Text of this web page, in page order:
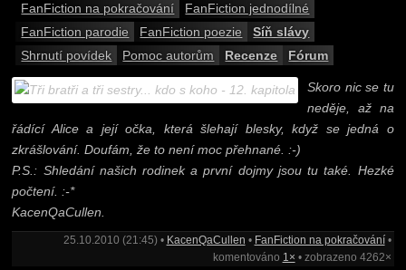
FanFiction na pokračování
FanFiction jednodílné
FanFiction parodie
FanFiction poezie
Síň slávy
Shrnutí povídek
Pomoc autorům Recenze Fórum
Skoro nic se tu
neděje, až na
řádící Alice a její očka, která šlehají blesky, když se jedná o
zkrášlování. Doufám, že to není moc přehnané. :-)
P.S.: Shledání našich rodinek a první dojmy jsou tu také. Hezké
počtení. :-*
KacenQaCullen.
25.10.2010 (21:45) • KacenQaCullen • FanFiction na pokračování•
komentováno 1× • zobrazeno 4262×